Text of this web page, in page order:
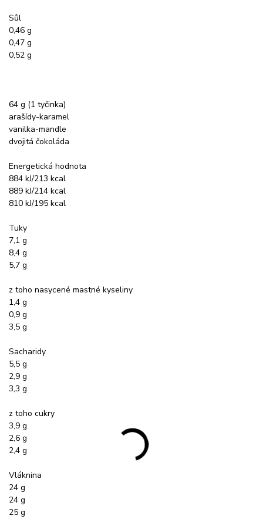
Sůl
0,46 g
0,47 g
0,52 g
64 g (1 tyčinka)
arašídy-karamel
vanilka-mandle
dvojitá čokoláda
Energetická hodnota
884 kJ/213 kcal
889 kJ/214 kcal
810 kJ/195 kcal
Tuky
7,1 g
8,4 g
5,7 g
z toho nasycené mastné kyseliny
1,4 g
0,9 g
3,5 g
Sacharidy
5,5 g
2,9 g
3,3 g
z toho cukry
3,9 g
2,6 g
2,4 g
Vláknina
24 g
24 g
25 g